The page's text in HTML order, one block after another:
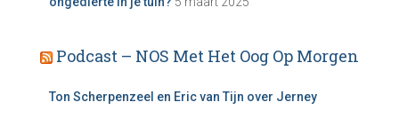
Podcast – NOS Met Het Oog Op Morgen
Ton Scherpenzeel en Eric van Tijn over Jerney